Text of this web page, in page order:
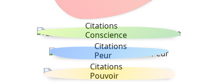
Citations
Conscience
Citations
Peur
Citations
Pouvoir